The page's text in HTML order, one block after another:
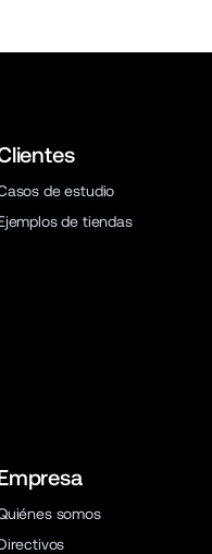
de estudio
de tiendas
somos